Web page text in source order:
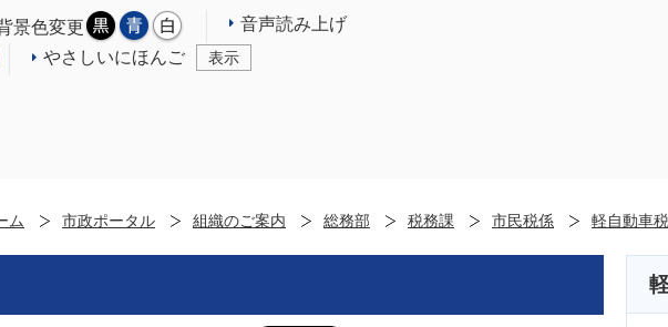
景色変更 音声読み上げ
やさしいにほんご 表示
ム 市政ポータル 組織のご案内 総務部 税務課 市民税係 軽自動車税